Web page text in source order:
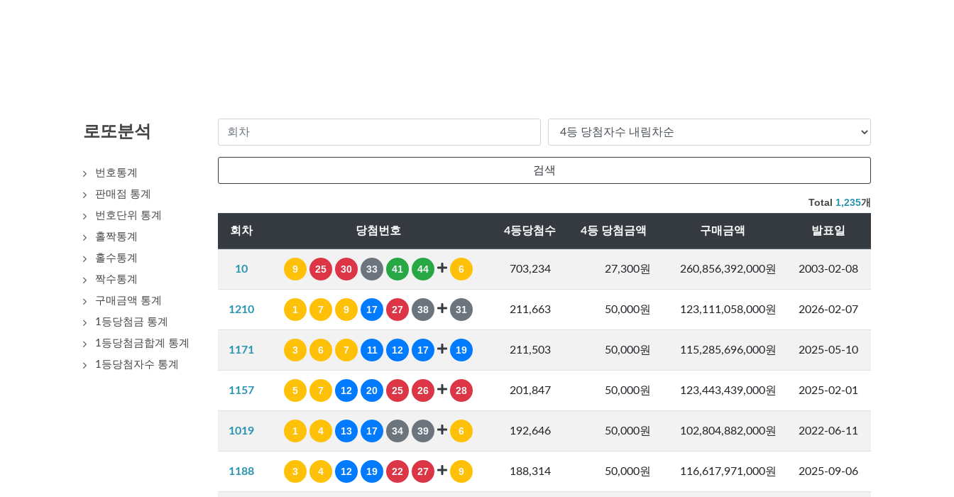
로또분석
번호통계
판매점 통계
번호단위 통계
홀짝통계
홀수통계
짝수통계
구매금액 통계
1등당첨금 통계
1등당첨금합계 통계
1등당첨자수 통계
Total 1,235개
회차 당첨번호 4등당첨수 4등 당첨금액 구매금액 발표일
10 9 25 30 33 41 44 6 703,234 27,300원 260,856,392,000원 2003-02-08
1210 1 7 9 17 27 38 31 211,663 50,000원 123,111,058,000원 2026-02-07
1171 3 6 7 11 12 17 19 211,503 50,000원 115,285,696,000원 2025-05-10
1157 5 7 12 20 25 26 28 201,847 50,000원 123,443,439,000원 2025-02-01
1019 1 4 13 17 34 39 6 192,646 50,000원 102,804,882,000원 2022-06-11
1188 3 4 12 19 22 27 9 188,314 50,000원 116,617,971,000원 2025-09-06